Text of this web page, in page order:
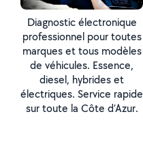
Diagnostic électronique
professionnel pour toutes
marques et tous modèles
de véhicules. Essence,
diesel, hybrides et
électriques. Service rapide
sur toute la Côte d’Azur.